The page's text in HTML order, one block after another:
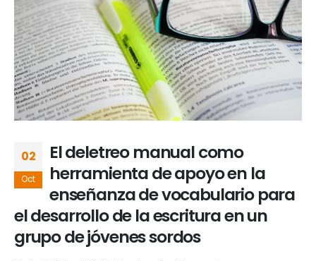
02
Oct
El deletreo manual como
herramienta de apoyo en la
enseñanza de vocabulario para
el desarrollo de la escritura en un
grupo de jóvenes sordos